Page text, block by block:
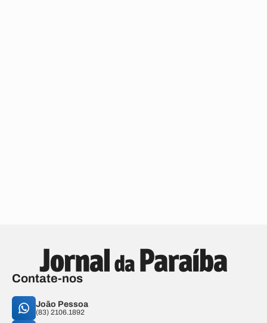
Contate-nos
João Pessoa
(83) 2106.1892